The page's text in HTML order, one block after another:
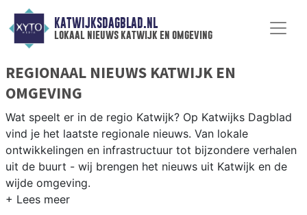
KATWIJKSDAGBLAD.NL
lokaal nieuws katwijk en omgeving
REGIONAAL NIEUWS KATWIJK EN
OMGEVING
Wat speelt er in de regio Katwijk? Op Katwijks Dagblad
vind je het laatste regionale nieuws. Van lokale
ontwikkelingen en infrastructuur tot bijzondere verhalen
uit de buurt - wij brengen het nieuws uit Katwijk en de
wijde omgeving.